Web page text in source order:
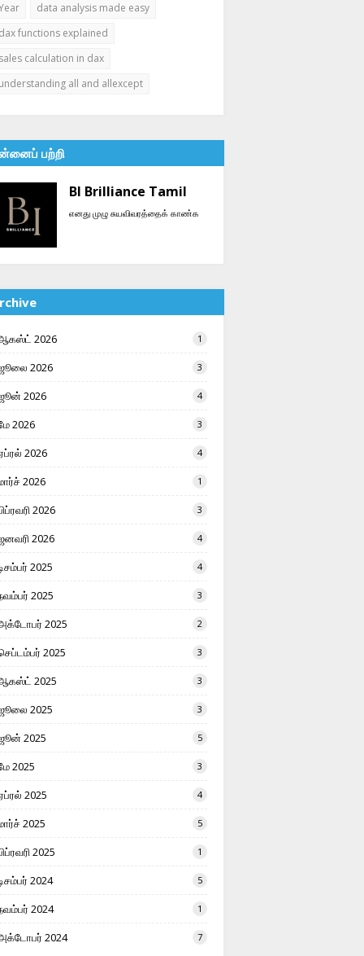
data analysis made easy
functions explained
calculation in dax
all and allexcept
பற்றி
BI Brilliance Tamil
எனது முழு சுயவிவரத்தைக் காண்க
2026 1
2026 3
2026 4
2026 3
2026 4
2026 1
2026 3
2026 4
2025 4
2025 3
2025 2
2025 3
2025 3
2025 3
2025 5
2025 3
2025 4
2025 5
2025 1
2024 5
2024 1
2024 7